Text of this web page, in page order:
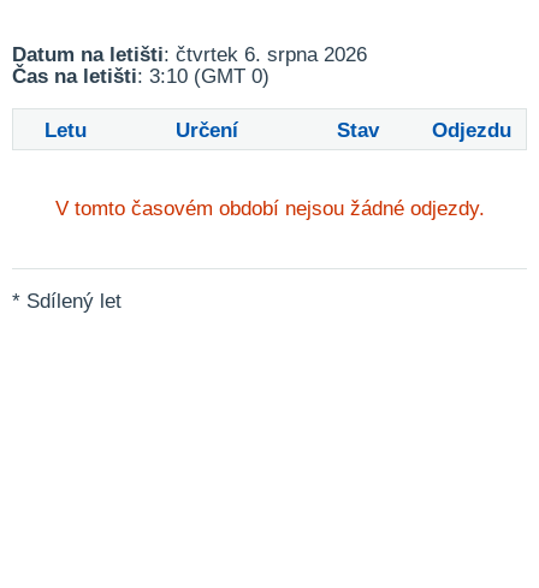
Datum na letišti: čtvrtek 6. srpna 2026
Čas na letišti: 3:10 (GMT 0)
Letu Určení Stav Odjezdu
V tomto časovém období nejsou žádné odjezdy.
* Sdílený let